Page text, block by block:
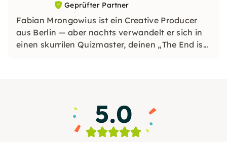
Geprüfter Partner
Fabian Mrongowius ist ein Creative Producer
aus Berlin — aber nachts verwandelt er sich in
einen skurrilen Quizmaster, deinen „The End is
5.0